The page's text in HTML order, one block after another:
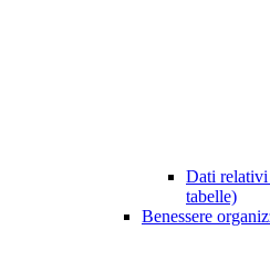
Dati relativi
tabelle)
Benessere